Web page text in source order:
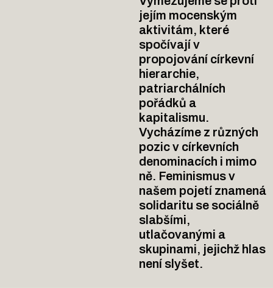
jejím mocenským
aktivitám, které
spočívají v
propojování církevní
hierarchie,
patriarchálních
pořádků a
kapitalismu.
Vycházíme z různých
pozic v církevních
denominacích i mimo
ně. Feminismus v
našem pojetí znamená
solidaritu se sociálně
slabšími,
utlačovanými a
skupinami, jejichž hlas
není slyšet.